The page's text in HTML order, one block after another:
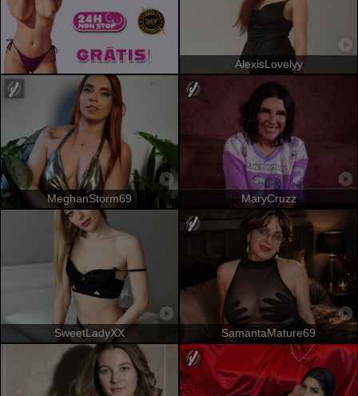
AlexisLovelyy
MeghanStorm69 MaryCruzz
SweetLadyXX SamantaMature69